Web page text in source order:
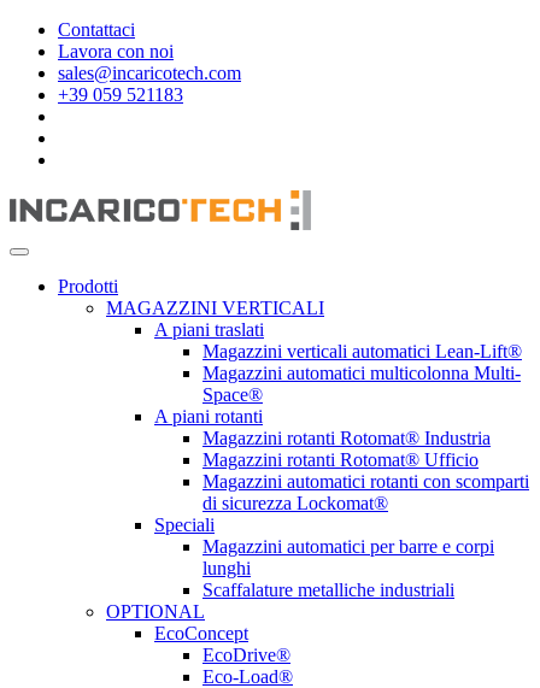
Contattaci
Lavora con noi
sales@incaricotech.com
+39 059 521183
Prodotti
MAGAZZINI VERTICALI
A piani traslati
Magazzini verticali automatici Lean-Lift®
Magazzini automatici multicolonna Multi-
Space®
A piani rotanti
Magazzini rotanti Rotomat® Industria
Magazzini rotanti Rotomat® Ufficio
Magazzini automatici rotanti con scomparti
di sicurezza Lockomat®
Speciali
Magazzini automatici per barre e corpi
lunghi
Scaffalature metalliche industriali
OPTIONAL
EcoConcept
EcoDrive®
Eco-Load®